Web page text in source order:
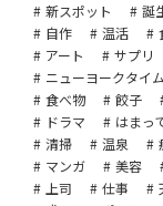
新スポット
誕
自作
温活
アート
サプリ
ニューヨークタイ
食べ物
餃子
ドラマ
はまっ
清掃
温泉
マンガ
美容
上司
仕事